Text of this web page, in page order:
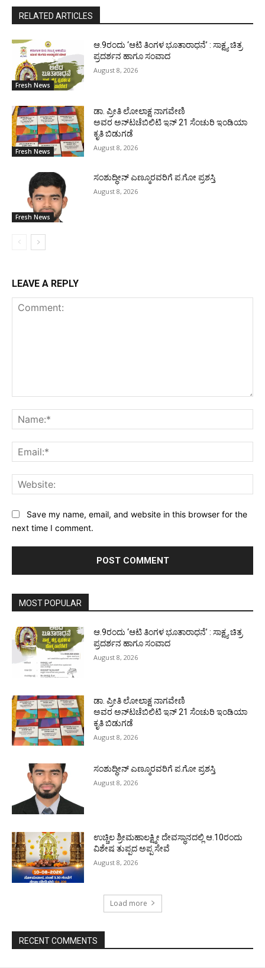
RELATED ARTICLES
Fresh News
ಆ.9ರಂದು ‘ಆಟಿ ತಿಂಗಳ ಭೂತಾರಾಧನೆ’ : ಸಾಕ್ಷ್ಯ ಚಿತ್ರ
ಪ್ರದರ್ಶನ ಹಾಗೂ ಸಂವಾದ
August 8, 2026
Fresh News
ಡಾ. ಪ್ರೀತಿ ಲೋಲಾಕ್ಷ ನಾಗವೇಣಿ
ಅವರ ಅನ್‌ಟಚೆಬಿಲಿಟಿ ಇನ್ 21 ಸೆಂಚುರಿ ಇಂಡಿಯಾ
ಕೃತಿ ಬಿಡುಗಡೆ
August 8, 2026
Fresh News
ಸಂಶುದ್ಧೀನ್ ಎಣ್ಮೂರವರಿಗೆ ಪ.ಗೋ ಪ್ರಶಸ್ತಿ
August 8, 2026
LEAVE A REPLY
Save my name, email, and website in this browser for the
next time I comment.
MOST POPULAR
ಆ.9ರಂದು ‘ಆಟಿ ತಿಂಗಳ ಭೂತಾರಾಧನೆ’ : ಸಾಕ್ಷ್ಯ ಚಿತ್ರ
ಪ್ರದರ್ಶನ ಹಾಗೂ ಸಂವಾದ
August 8, 2026
ಡಾ. ಪ್ರೀತಿ ಲೋಲಾಕ್ಷ ನಾಗವೇಣಿ
ಅವರ ಅನ್‌ಟಚೆಬಿಲಿಟಿ ಇನ್ 21 ಸೆಂಚುರಿ ಇಂಡಿಯಾ
ಕೃತಿ ಬಿಡುಗಡೆ
August 8, 2026
ಸಂಶುದ್ಧೀನ್ ಎಣ್ಮೂರವರಿಗೆ ಪ.ಗೋ ಪ್ರಶಸ್ತಿ
August 8, 2026
ಉಚ್ಚಿಲ ಶ್ರೀಮಹಾಲಕ್ಷ್ಮೀ ದೇವಸ್ಥಾನದಲ್ಲಿ ಆ.10ರಂದು
ವಿಶೇಷ ತುಪ್ಪದ ಅಪ್ಪ ಸೇವೆ
August 8, 2026
Load more
RECENT COMMENTS